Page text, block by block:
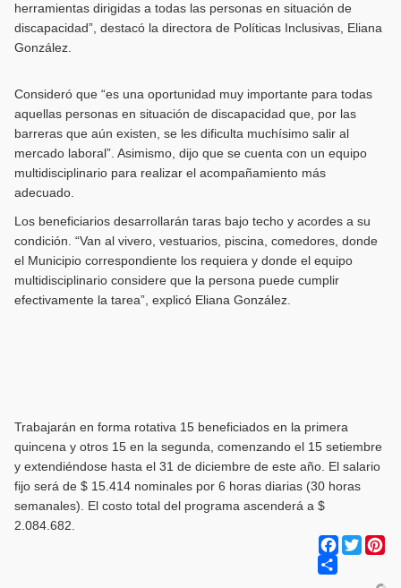
herramientas dirigidas a todas las personas en situación de
discapacidad”, destacó la directora de Políticas Inclusivas, Eliana
González.
Consideró que “es una oportunidad muy importante para todas
aquellas personas en situación de discapacidad que, por las
barreras que aún existen, se les dificulta muchísimo salir al
mercado laboral”. Asimismo, dijo que se cuenta con un equipo
multidisciplinario para realizar el acompañamiento más
adecuado.
Los beneficiarios desarrollarán taras bajo techo y acordes a su
condición. “Van al vivero, vestuarios, piscina, comedores, donde
el Municipio correspondiente los requiera y donde el equipo
multidisciplinario considere que la persona puede cumplir
efectivamente la tarea”, explicó Eliana González.
Trabajarán en forma rotativa 15 beneficiados en la primera
quincena y otros 15 en la segunda, comenzando el 15 setiembre
y extendiéndose hasta el 31 de diciembre de este año. El salario
fijo será de $ 15.414 nominales por 6 horas diarias (30 horas
semanales). El costo total del programa ascenderá a $
2.084.682.
Facebook
Twitter